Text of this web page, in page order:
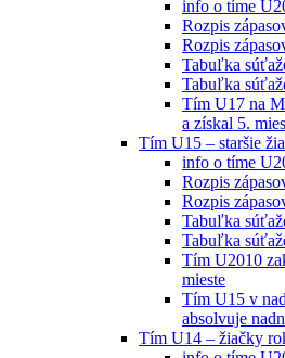
info o tíme
Rozpis
Rozpis
Tabuľka
Tabuľka
Tím U17 na
a získal 5.
Tím U15 – staršie
info o tíme
Rozpis
Rozpis
Tabuľka
Tabuľka
Tím U2010
mieste
Tím U15 v
absolvuje
Tím U14 – žiačky